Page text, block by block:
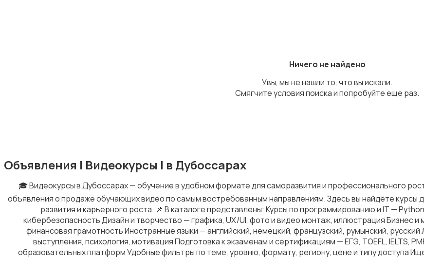
Детские товары
Для дома и дачи 1
Ничего не найдено
Увы, мы не нашли то, что вы искали.
Смягчите условия поиска и попробуйте еще раз.
Объявления | Видеокурсы | в Дубоссарах
🎓 Видеокурсы в Дубоссарах — обучение в удобном формате для саморазвития и профессионального
объявления о продаже обучающих видео по самым востребованным направлениям. Здесь вы найдёте курсы
развития и карьерного роста. 📌 В каталоге представлены: Курсы по программированию и IT —
кибербезопасность Дизайн и творчество — графика, UX/UI, фото и видео монтаж, иллюстрация Бизнес
финансовая грамотность Иностранные языки — английский, немецкий, французский, румынский,
выступления, психология, мотивация Подготовка к экзаменам и сертификациям — ЕГЭ, TOEFL, IELTS,
образовательных платформ Удобные фильтры по теме, уровню, формату, региону, цене и типу доступа